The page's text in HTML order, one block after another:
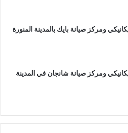
ومركز صيانة بايك بالمدينة المنورة
ومركز صيانة شانجان في المدينة